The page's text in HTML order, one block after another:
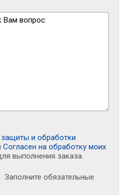
защиты и обработки
Согласен на обработку моих
выполнения заказа.
обязательные